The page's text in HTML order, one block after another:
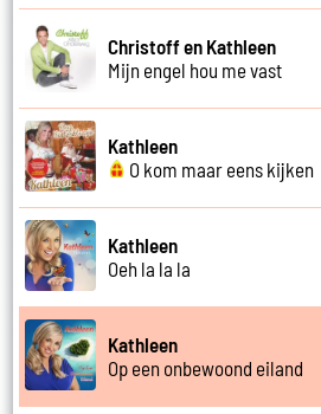
Christoff en Kathleen
Mijn engel hou me vast
Kathleen
O kom maar eens kijken
Kathleen
Oeh la la la
Kathleen
Op een onbewoond eiland